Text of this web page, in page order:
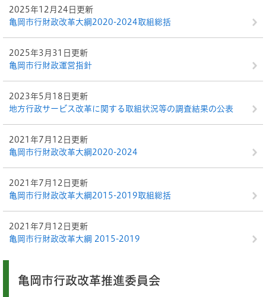
2025年12月24日更新
亀岡市行財政改革大綱2020-2024取組総括
2025年3月31日更新
亀岡市行財政運営指針
2023年5月18日更新
地方行政サービス改革に関する取組状況等の調査結果の公表
2021年7月12日更新
亀岡市行財政改革大綱2020-2024
2021年7月12日更新
亀岡市行財政改革大綱2015-2019取組総括
2021年7月12日更新
亀岡市行財政改革大綱 2015-2019
亀岡市行政改革推進委員会